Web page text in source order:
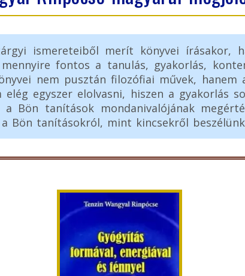
ismereteiből merít könyvei írásakor,
fontos a tanulás, gyakorlás,
nem pusztán filozófiai művek,
egyszer elolvasni, hiszen a gyakorlás
Bön tanítások mondanivalójának
Bön tanításokról, mint kincsekről